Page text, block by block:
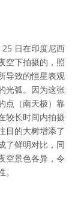
日在印度尼西
空下拍摄的，照
导致的恒星表观
光弧。因为这张
点（南天极）靠
较长时间内拍摄
目的大树增添了
了鲜明对比，同
空景色各异，令